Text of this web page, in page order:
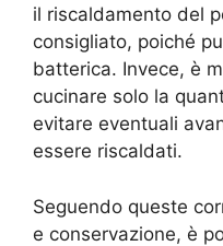
il riscaldamento del
consigliato, poiché
batterica. Invece, è
cucinare solo la
evitare eventuali
essere riscaldati.
Seguendo queste
e conservazione, è